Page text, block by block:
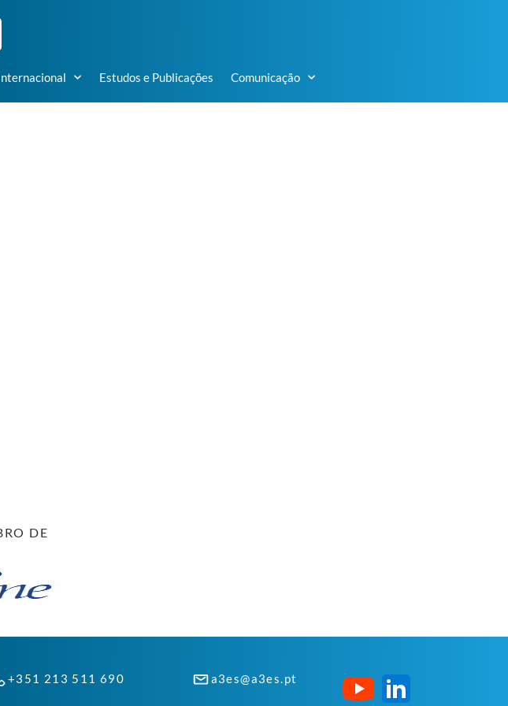
Estudos e Publicações Comunicação
DE
+351 213 511 690 a3es@a3es.pt